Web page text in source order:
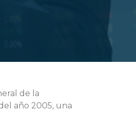
de la
año 2005, una